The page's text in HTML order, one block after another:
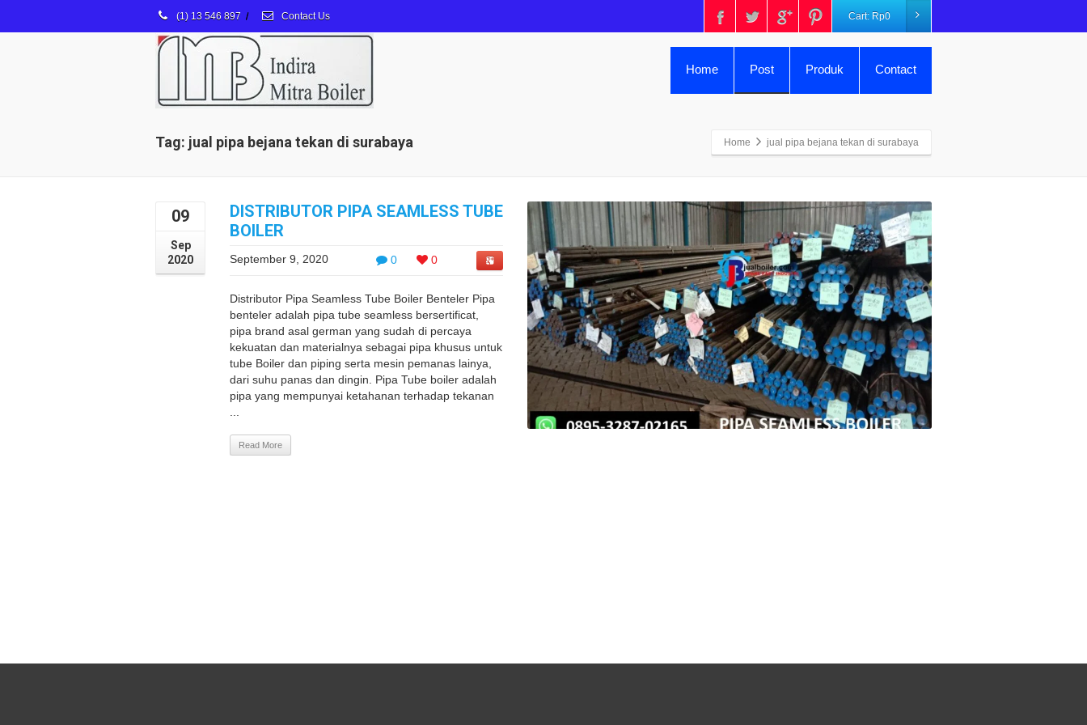
(1) 13 546 897 / Contact Us Cart: Rp0
Home Post Produk Contact
Tag: jual pipa bejana tekan di surabaya Home jual pipa bejana tekan di surabaya
09
Sep
2020
DISTRIBUTOR PIPA SEAMLESS TUBE
BOILER
0 0
September 9, 2020
Distributor Pipa Seamless Tube Boiler Benteler Pipa
benteler adalah pipa tube seamless bersertificat,
pipa brand asal german yang sudah di percaya
kekuatan dan materialnya sebagai pipa khusus untuk
tube Boiler dan piping serta mesin pemanas lainya,
dari suhu panas dan dingin. Pipa Tube boiler adalah
pipa yang mempunyai ketahanan terhadap tekanan
Read More